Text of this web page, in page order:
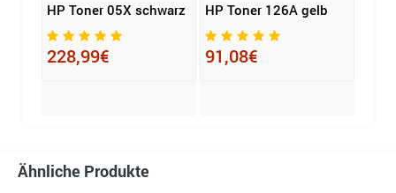
HP Toner 05X schwarz
228,99€
HP Toner 126A gelb
91,08€
Ähnliche Produkte